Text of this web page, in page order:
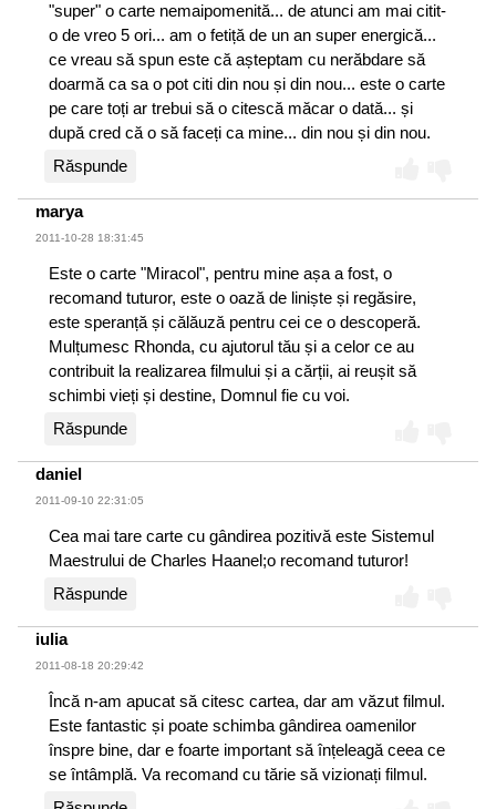
"super" o carte nemaipomenită... de atunci am mai citit-
o de vreo 5 ori... am o fetiță de un an super energică...
ce vreau să spun este că așteptam cu nerăbdare să
doarmă ca sa o pot citi din nou și din nou... este o carte
pe care toți ar trebui să o citescă măcar o dată... și
după cred că o să faceți ca mine... din nou și din nou.
Răspunde
marya
2011-10-28 18:31:45
Este o carte "Miracol", pentru mine așa a fost, o
recomand tuturor, este o oază de liniște și regăsire,
este speranță și călăuză pentru cei ce o descoperă.
Mulțumesc Rhonda, cu ajutorul tău și a celor ce au
contribuit la realizarea filmului și a cărții, ai reușit să
schimbi vieți și destine, Domnul fie cu voi.
Răspunde
daniel
2011-09-10 22:31:05
Cea mai tare carte cu gândirea pozitivă este Sistemul
Maestrului de Charles Haanel;o recomand tuturor!
Răspunde
iulia
2011-08-18 20:29:42
Încă n-am apucat să citesc cartea, dar am văzut filmul.
Este fantastic și poate schimba gândirea oamenilor
înspre bine, dar e foarte important să înțeleagă ceea ce
se întâmplă. Va recomand cu tărie să vizionați filmul.